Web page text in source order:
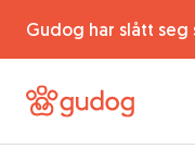
Gudog har slått seg